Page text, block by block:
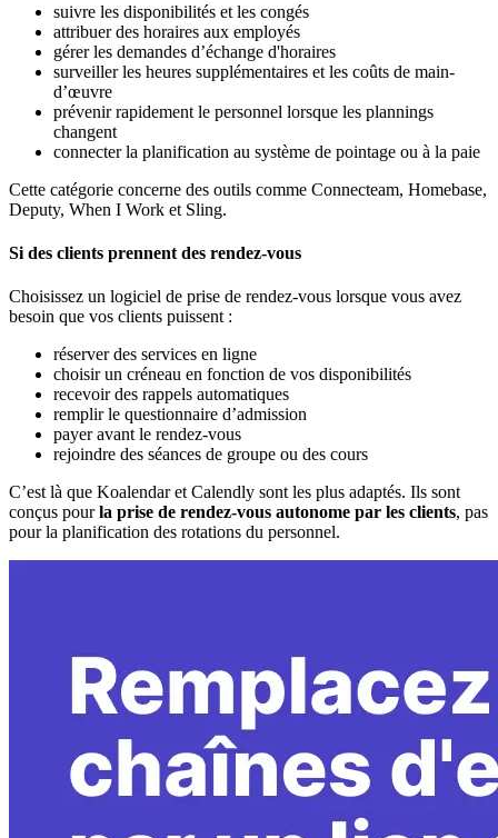
suivre les disponibilités et les congés
attribuer des horaires aux employés
gérer les demandes d’échange d'horaires
surveiller les heures supplémentaires et les coûts de main-
d’œuvre
prévenir rapidement le personnel lorsque les plannings
changent
connecter la planification au système de pointage ou à la paie
Cette catégorie concerne des outils comme Connecteam, Homebase,
Deputy, When I Work et Sling.
Si des clients prennent des rendez-vous
Choisissez un logiciel de prise de rendez-vous lorsque vous avez
besoin que vos clients puissent :
réserver des services en ligne
choisir un créneau en fonction de vos disponibilités
recevoir des rappels automatiques
remplir le questionnaire d’admission
payer avant le rendez-vous
rejoindre des séances de groupe ou des cours
C’est là que Koalendar et Calendly sont les plus adaptés. Ils sont
conçus pourla prise de rendez-vous autonome par les clients, pas
pour la planification des rotations du personnel.